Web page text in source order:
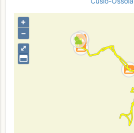
⤢
+
–